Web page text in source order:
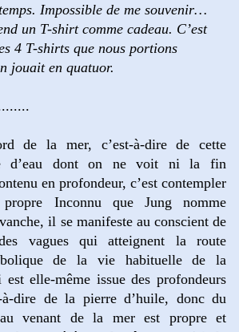
Impossible de me souvenir…
un T-shirt comme cadeau. C’est
4 T-shirts que nous portions
jouait en quatuor.
de la mer, c’est-à-dire de cette
d’eau dont on ne voit ni la fin
en profondeur, c’est contempler
Inconnu que Jung nomme
il se manifeste au conscient de
vagues qui atteignent la route
de la vie habituelle de la
est elle-même issue des profondeurs
dire de la pierre d’huile, donc du
venant de la mer est propre et